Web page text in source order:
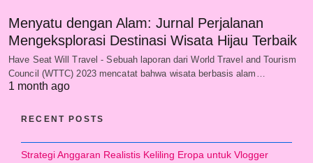
Menyatu dengan Alam: Jurnal Perjalanan
Mengeksplorasi Destinasi Wisata Hijau Terbaik
Have Seat Will Travel - Sebuah laporan dari World Travel and Tourism
Council (WTTC) 2023 mencatat bahwa wisata berbasis alam…
1 month ago
RECENT POSTS
Strategi Anggaran Realistis Keliling Eropa untuk Vlogger